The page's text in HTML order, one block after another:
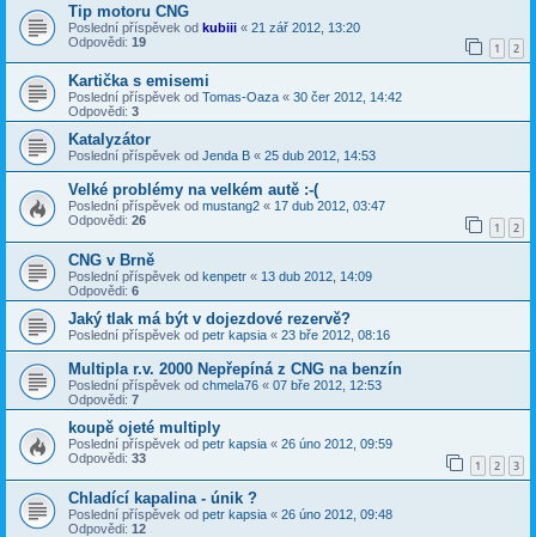
Tip motoru CNG
Poslední příspěvek od kubiii « 21 zář 2012, 13:20
Odpovědi: 19 1 2
Kartička s emisemi
Poslední příspěvek od Tomas-Oaza « 30 čer 2012, 14:42
Odpovědi: 3
Katalyzátor
Poslední příspěvek od Jenda B « 25 dub 2012, 14:53
Velké problémy na velkém autě :-(
Poslední příspěvek od mustang2 « 17 dub 2012, 03:47
Odpovědi: 26 1 2
CNG v Brně
Poslední příspěvek od kenpetr « 13 dub 2012, 14:09
Odpovědi: 6
Jaký tlak má být v dojezdové rezervě?
Poslední příspěvek od petr kapsia « 23 bře 2012, 08:16
Multipla r.v. 2000 Nepřepíná z CNG na benzín
Poslední příspěvek od chmela76 « 07 bře 2012, 12:53
Odpovědi: 7
koupě ojeté multiply
Poslední příspěvek od petr kapsia « 26 úno 2012, 09:59
Odpovědi: 33 1 2 3
Chladící kapalina - únik ?
Poslední příspěvek od petr kapsia « 26 úno 2012, 09:48
Odpovědi: 12